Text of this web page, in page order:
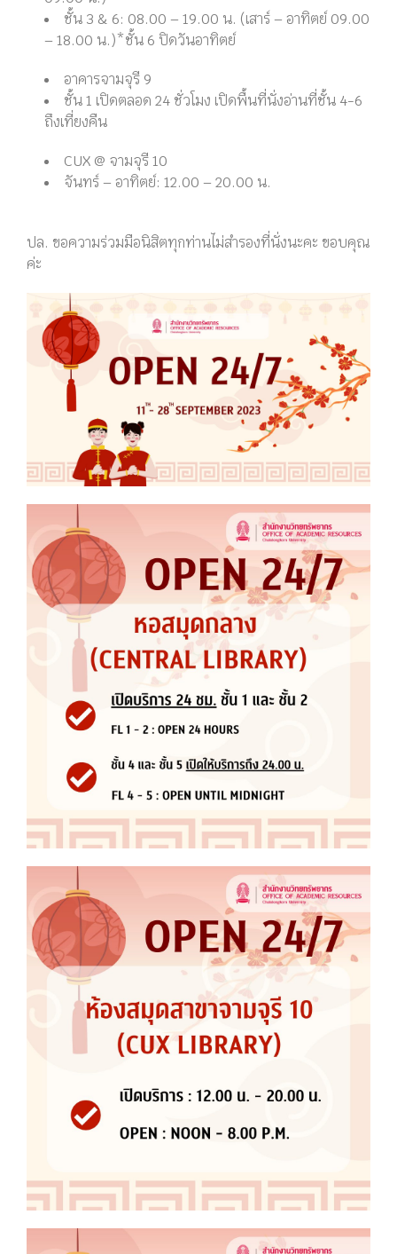
ชั้น 3 & 6: 08.00 – 19.00 น. (เสาร์ – อาทิตย์ 09.00
– 18.00 น.)*ชั้น 6 ปิดวันอาทิตย์
อาคารจามจุรี 9
ชั้น 1 เปิดตลอด 24 ชั่วโมง เปิดพื้นที่นั่งอ่านที่ชั้น 4-6
ถึงเที่ยงคืน
CUX @ จามจุรี 10
จันทร์ – อาทิตย์: 12.00 – 20.00 น.
ปล. ขอความร่วมมือนิสิตทุกท่านไม่สำรองที่นั่งนะคะ ขอบคุณ
ค่ะ